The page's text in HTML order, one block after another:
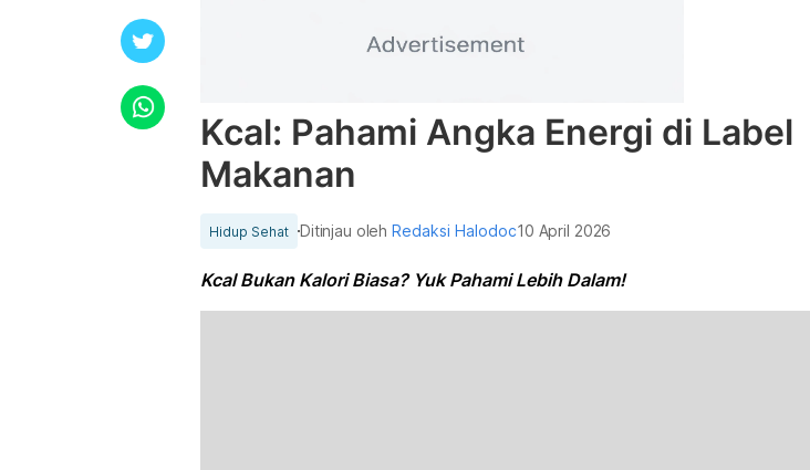
Kcal: Pahami Angka Energi di Label
Makanan
Hidup Sehat Ditinjau olehRedaksi Halodoc10 April 2026
Kcal Bukan Kalori Biasa? Yuk Pahami Lebih Dalam!